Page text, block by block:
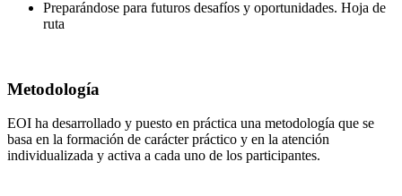
Preparándose para futuros desafíos y oportunidades. Hoja de
ruta
Metodología
EOI ha desarrollado y puesto en práctica una metodología que se
basa en la formación de carácter práctico y en la atención
individualizada y activa a cada uno de los participantes.